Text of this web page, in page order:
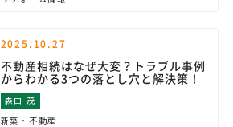
2025.10.27
不動産相続はなぜ大変？トラブル事例
からわかる3つの落とし穴と解決策！
森口 茂
新築・不動産